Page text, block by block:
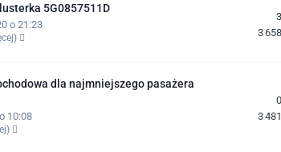
5G0857511D
o 21:23
3
3 658
dla najmniejszego pasażera
10:08
0
3 481